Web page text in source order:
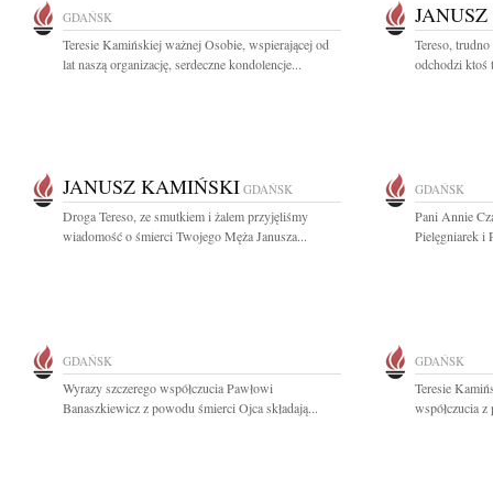
GDAŃSK
Teresie Kamińskiej ważnej Osobie, wspierającej od
lat naszą organizację, serdeczne kondolencje...
Tereso,
odchodzi
JANUSZ KAMIŃSKI GDAŃSK
Droga Tereso, ze smutkiem i żalem przyjęliśmy
wiadomość o śmierci Twojego Męża Janusza...
GDAŃSK
Pani Annie
Pielęgniarek i
GDAŃSK
Wyrazy szczerego współczucia Pawłowi
Banaszkiewicz z powodu śmierci Ojca składają...
GDAŃSK
Teresie
współczucia